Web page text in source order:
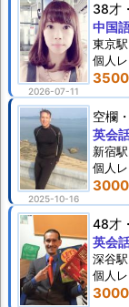
2026-07-11
38才
中国
東京駅
個人
2025-10-16
空欄
英会
新宿駅
個人
48才
英会
深谷駅
個人